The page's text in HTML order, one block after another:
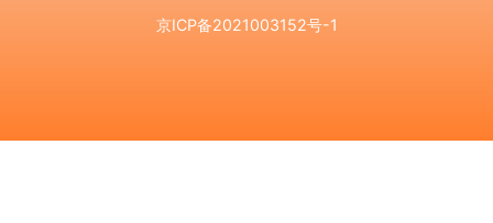
京ICP备2021003152号-1